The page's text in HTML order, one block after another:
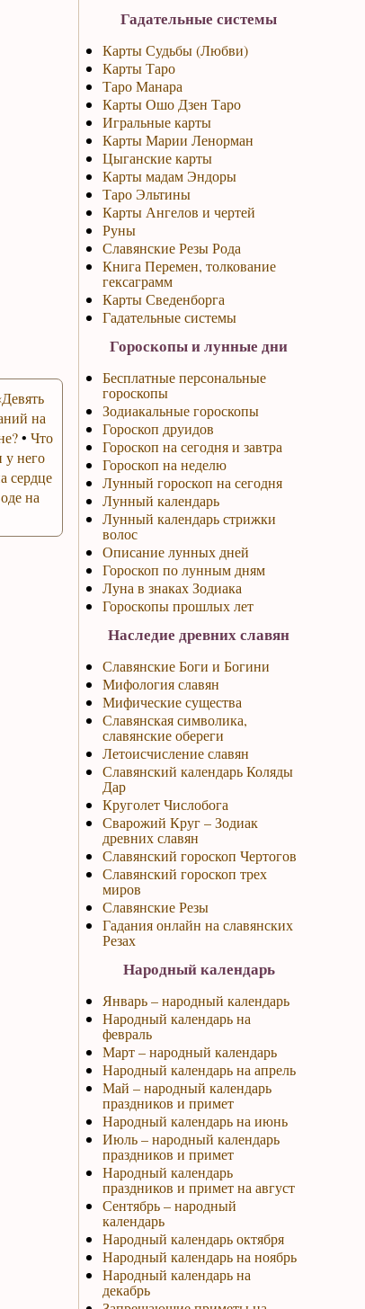
на
• Что
у него
сердце
на
Гадательные системы
Карты Судьбы (Любви)
Карты Таро
Таро Манара
Карты Ошо Дзен Таро
Игральные карты
Карты Марии Ленорман
Цыганские карты
Карты мадам Эндоры
Таро Эльтины
Карты Ангелов и чертей
Руны
Славянские Резы Рода
Книга Перемен, толкование
гексаграмм
Карты Сведенборга
Гадательные системы
Гороскопы и лунные дни
Бесплатные персональные
гороскопы
Зодиакальные гороскопы
Гороскоп друидов
Гороскоп на сегодня и завтра
Гороскоп на неделю
Лунный гороскоп на сегодня
Лунный календарь
Лунный календарь стрижки
волос
Описание лунных дней
Гороскоп по лунным дням
Луна в знаках Зодиака
Гороскопы прошлых лет
Наследие древних славян
Славянские Боги и Богини
Мифология славян
Мифические существа
Славянская символика,
славянские обереги
Летоисчисление славян
Славянский календарь Коляды
Дар
Круголет Числобога
Сварожий Круг – Зодиак
древних славян
Славянский гороскоп Чертогов
Славянский гороскоп трех
миров
Славянские Резы
Гадания онлайн на славянских
Резах
Народный календарь
Январь – народный календарь
Народный календарь на
февраль
Март – народный календарь
Народный календарь на апрель
Май – народный календарь
праздников и примет
Народный календарь на июнь
Июль – народный календарь
праздников и примет
Народный календарь
праздников и примет на август
Сентябрь – народный
календарь
Народный календарь октября
Народный календарь на ноябрь
Народный календарь на
декабрь